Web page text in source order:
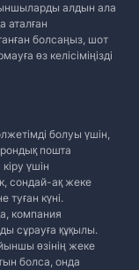
алдын ала
аталған
болсаңыз, шот
өз келісіміңізді
болуы үшін,
пошта
үшін
сондай-ақ жеке
туған күні.
компания
сұрауға құқылы.
өзінің жеке
болса, онда